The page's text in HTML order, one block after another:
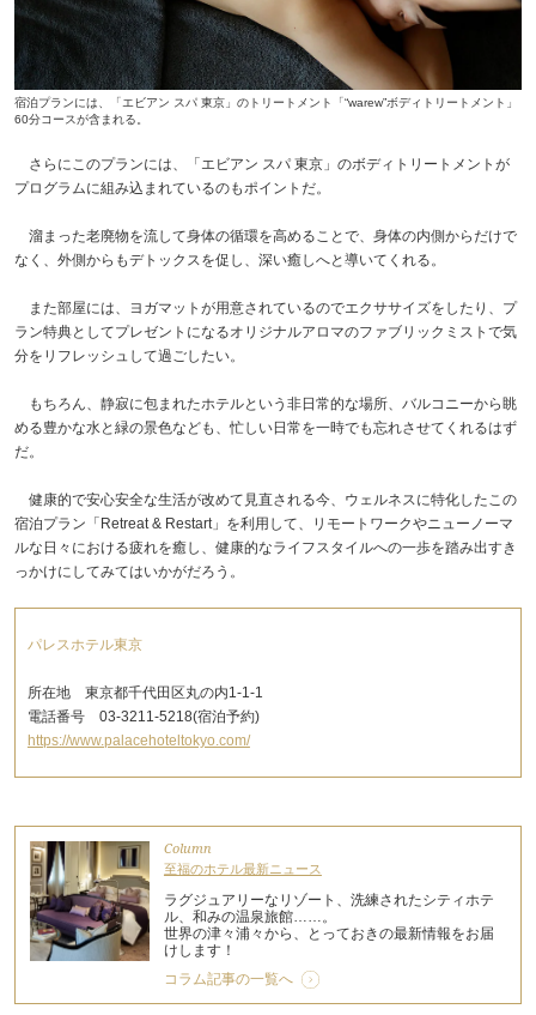
宿泊プランには、「エビアン スパ 東京」のトリートメント「“warew”ボディトリートメント」
60分コースが含まれる。
さらにこのプランには、「エビアン スパ 東京」のボディトリートメントが
プログラムに組み込まれているのもポイントだ。
溜まった老廃物を流して身体の循環を高めることで、身体の内側からだけで
なく、外側からもデトックスを促し、深い癒しへと導いてくれる。
また部屋には、ヨガマットが用意されているのでエクササイズをしたり、プ
ラン特典としてプレゼントになるオリジナルアロマのファブリックミストで気
分をリフレッシュして過ごしたい。
もちろん、静寂に包まれたホテルという非日常的な場所、バルコニーから眺
める豊かな水と緑の景色なども、忙しい日常を一時でも忘れさせてくれるはず
だ。
健康的で安心安全な生活が改めて見直される今、ウェルネスに特化したこの
宿泊プラン「Retreat & Restart」を利用して、リモートワークやニューノーマ
ルな日々における疲れを癒し、健康的なライフスタイルへの一歩を踏み出すき
っかけにしてみてはいかがだろう。
パレスホテル東京
所在地 東京都千代田区丸の内1-1-1
電話番号 03-3211-5218(宿泊予約)
https://www.palacehoteltokyo.com/
Column
至福のホテル最新ニュース
ラグジュアリーなリゾート、洗練されたシティホテ
ル、和みの温泉旅館……。
世界の津々浦々から、とっておきの最新情報をお届
けします！
コラム記事の一覧へ